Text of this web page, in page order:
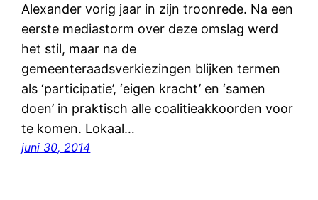
Alexander vorig jaar in zijn troonrede. Na een
eerste mediastorm over deze omslag werd
het stil, maar na de
gemeenteraadsverkiezingen blijken termen
als ‘participatie’, ‘eigen kracht’ en ‘samen
doen’ in praktisch alle coalitieakkoorden voor
te komen. Lokaal…
juni 30, 2014